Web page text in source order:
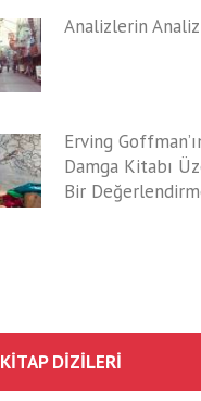
Analizlerin
Erving
Damga Kitabı
Bir
KITAP DIZILERI